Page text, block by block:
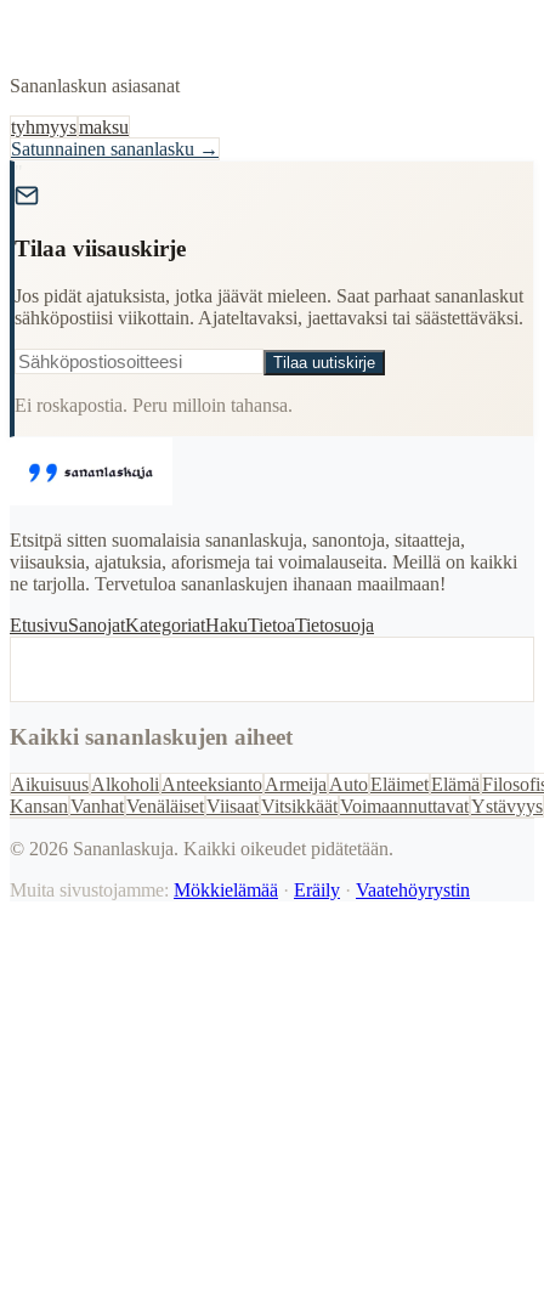
Sananlaskun asiasanat
tyhmyysmaksu
Satunnainen sananlasku →
Tilaa viisauskirje
Jos pidät ajatuksista, jotka jäävät mieleen. Saat parhaat sananlaskut
sähköpostiisi viikottain. Ajateltavaksi, jaettavaksi tai säästettäväksi.
Tilaa uutiskirje
Ei roskapostia. Peru milloin tahansa.
Etsitpä sitten suomalaisia sananlaskuja, sanontoja, sitaatteja,
viisauksia, ajatuksia, aforismeja tai voimalauseita. Meillä on kaikki
ne tarjolla. Tervetuloa sananlaskujen ihanaan maailmaan!
EtusivuSanojatKategoriatHakuTietoaTietosuoja
Kaikki sananlaskujen aiheet
AikuisuusAlkoholi AnteeksiantoArmeija AutoEläimetElämä
KansanVanhatVenäläisetViisaatVitsikkäätVoimaannuttavatYstävyys
© 2026 Sananlaskuja. Kaikki oikeudet pidätetään.
Muita sivustojamme: Mökkielämää · Eräily · Vaatehöyrystin